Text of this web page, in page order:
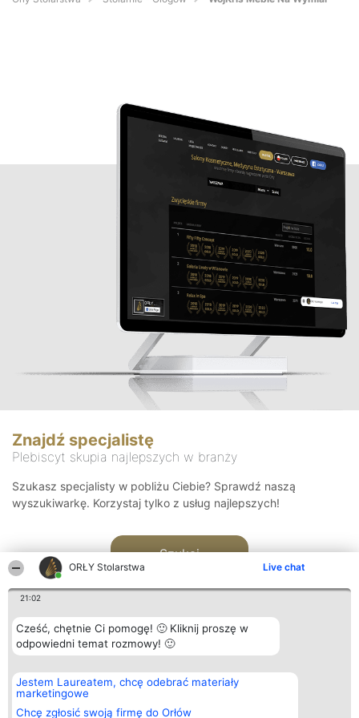
ORŁY Stolarstwa Live chat
21:02
Cześć, chętnie Ci pomogę! 🙂 Kliknij proszę w
odpowiedni temat rozmowy! 🙂
Jestem Laureatem, chcę odebrać materiały
marketingowe
Chcę zgłosić swoją firmę do Orłów
Znajdź specjalistę
Plebiscyt skupia najlepszych w branży
Szukasz specjalisty w pobliżu Ciebie? Sprawdź naszą
wyszukiwarkę. Korzystaj tylko z usług najlepszych!
Szukaj
Organizator plebiscytu
Bright Side Solutions sp. z o.
o. sp. k.
ul. Ruska 22
Plebiscyt
Laureaci
wszystkich
Kontakt
Kontakt